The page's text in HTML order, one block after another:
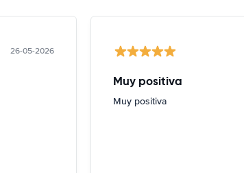
26-05-2026
Muy positiva
Muy positiva